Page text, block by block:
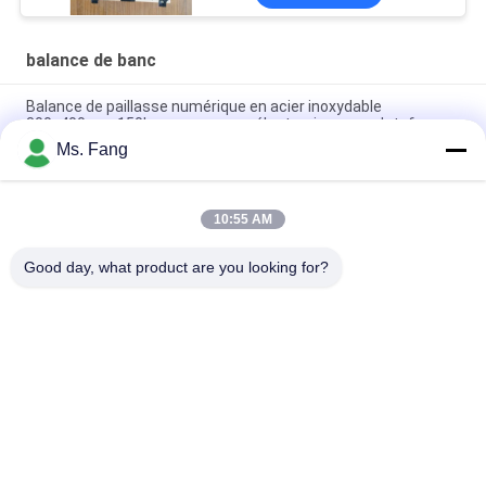
balance de banc
Balance de paillasse numérique en acier inoxydable
300x400mm 150kg avec pesage électronique sur plateforme
50*60 Balance électronique de faisceau Plateforme
numérique électronique Balances
Balance de paillasse étanche en acier inoxydable 304 de
Ms. Fang
10:55 AM
Good day, what product are you looking for?